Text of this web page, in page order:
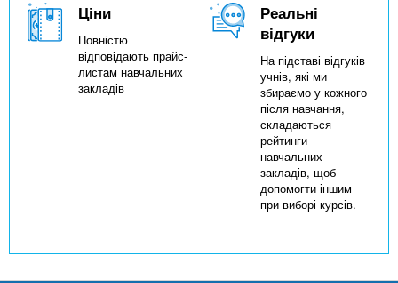
Ціни
Повністю
відповідають прайс-
листам навчальних
закладів
Реальні
відгуки
На підставі відгуків
учнів, які ми
збираємо у кожного
після навчання,
складаються
рейтинги
навчальних
закладів, щоб
допомогти іншим
при виборі курсів.